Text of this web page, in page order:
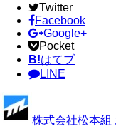
Twitter
Facebook
Google+
Pocket
B!はてブ
LINE
株式会社松本組